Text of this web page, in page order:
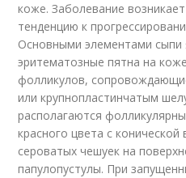
коже. Заболевание
тенденцию к
Основными элементами сыпи
эритематозные пятна на
фолликулов,
или крупнопластинчатым
располагаются
красного цвета с
сероватых чешуек на
папулопустулы. При